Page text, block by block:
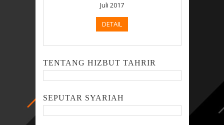
Juli 2017
DETAIL
TENTANG HIZBUT TAHRIR
SEPUTAR SYARIAH